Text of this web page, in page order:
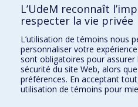
manières.
Les sons multiphoniques du
qui en résultent symbolisent
de Dionysos tandis que
tente de créer un contraste.
héroïques sont
L’UdeM reconnaît
respecter la vie privée
L’utilisation de témoins nous
personnaliser votre
sont obligatoires pour
sécurité du site Web, alors
préférences. En acceptant
utilisation de témoins pour